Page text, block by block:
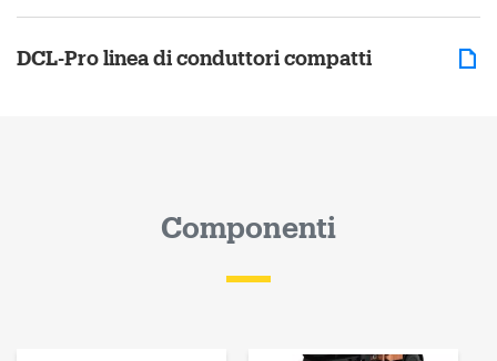
DCL-Pro linea di conduttori compatti
Componenti